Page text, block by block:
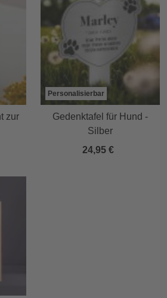
zur
Personalisierbar
Gedenktafel für Hund -
Silber
24,95 €